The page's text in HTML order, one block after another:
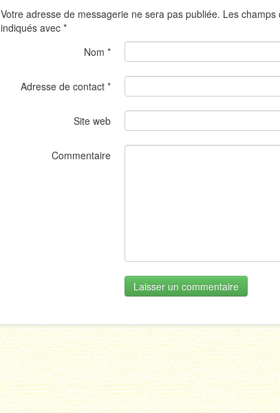
Votre adresse de messagerie ne sera pas publiée. Les champs
indiqués avec *
Nom *
Adresse de contact *
Site web
Commentaire